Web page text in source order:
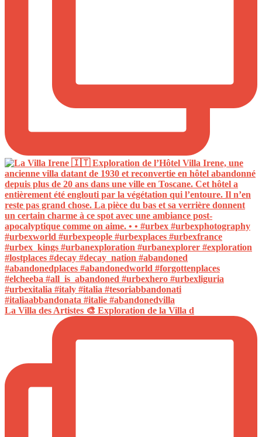
La Villa des Artistes 🎨 Exploration de la Villa d